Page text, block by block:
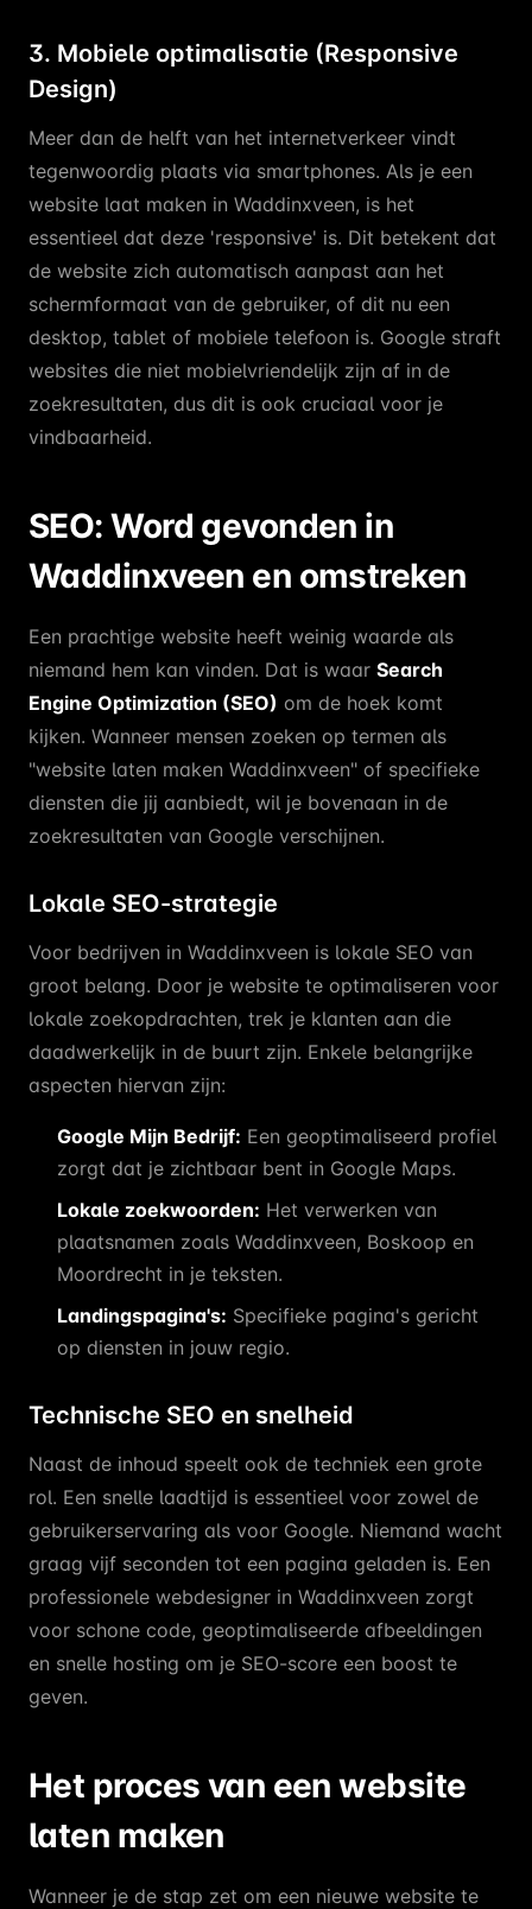
3. Mobiele optimalisatie (Responsive
Design)
Meer dan de helft van het internetverkeer vindt
tegenwoordig plaats via smartphones. Als je een
website laat maken in Waddinxveen, is het
essentieel dat deze 'responsive' is. Dit betekent dat
de website zich automatisch aanpast aan het
schermformaat van de gebruiker, of dit nu een
desktop, tablet of mobiele telefoon is. Google straft
websites die niet mobielvriendelijk zijn af in de
zoekresultaten, dus dit is ook cruciaal voor je
vindbaarheid.
SEO: Word gevonden in
Waddinxveen en omstreken
Een prachtige website heeft weinig waarde als
niemand hem kan vinden. Dat is waar Search
Engine Optimization (SEO) om de hoek komt
kijken. Wanneer mensen zoeken op termen als
"website laten maken Waddinxveen" of specifieke
diensten die jij aanbiedt, wil je bovenaan in de
zoekresultaten van Google verschijnen.
Lokale SEO-strategie
Voor bedrijven in Waddinxveen is lokale SEO van
groot belang. Door je website te optimaliseren voor
lokale zoekopdrachten, trek je klanten aan die
daadwerkelijk in de buurt zijn. Enkele belangrijke
aspecten hiervan zijn:
Google Mijn Bedrijf: Een geoptimaliseerd profiel
zorgt dat je zichtbaar bent in Google Maps.
Lokale zoekwoorden: Het verwerken van
plaatsnamen zoals Waddinxveen, Boskoop en
Moordrecht in je teksten.
Landingspagina's: Specifieke pagina's gericht
op diensten in jouw regio.
Technische SEO en snelheid
Naast de inhoud speelt ook de techniek een grote
rol. Een snelle laadtijd is essentieel voor zowel de
gebruikerservaring als voor Google. Niemand wacht
graag vijf seconden tot een pagina geladen is. Een
professionele webdesigner in Waddinxveen zorgt
voor schone code, geoptimaliseerde afbeeldingen
en snelle hosting om je SEO-score een boost te
geven.
Het proces van een website
laten maken
Wanneer je de stap zet om een nieuwe website te